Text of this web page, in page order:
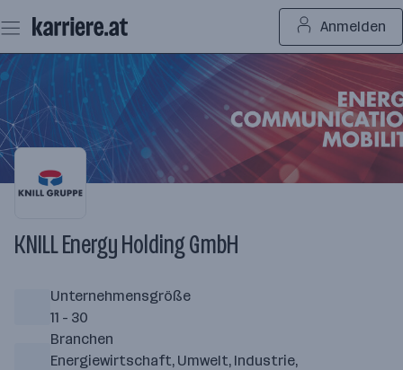
Seiteninhalt
springen
Anmelden
KNILL Energy Holding GmbH
Unternehmensgröße
11 - 30
Branchen
Energiewirtschaft, Umwelt, Industrie,